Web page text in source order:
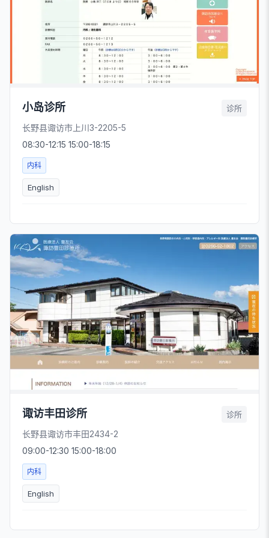
小岛诊所 诊所
长野县诹访市上川3-2205-5
08:30-12:15 15:00-18:15
内科
English
诹访丰田诊所 诊所
长野县诹访市丰田2434-2
09:00-12:30 15:00-18:00
内科
English